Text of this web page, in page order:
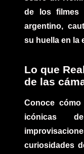
de los filmes
argentino,
su huella en la
Lo que
de las
Conoce cómo
icónicas
curiosidades